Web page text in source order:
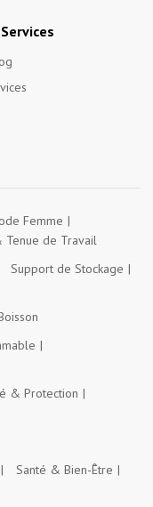
Femme
Tenue de Travail
Support de Stockage
& Protection
Santé & Bien-Être